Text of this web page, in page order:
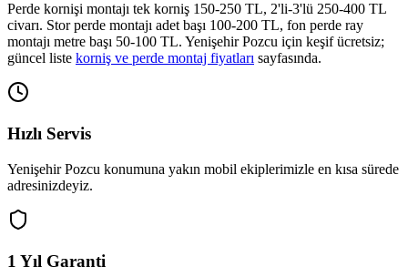
Perde kornişi montajı tek korniş 150-250 TL, 2'li-3'lü 250-400 TL
civarı. Stor perde montajı adet başı 100-200 TL, fon perde ray
montajı metre başı 50-100 TL. Yenişehir Pozcu için keşif ücretsiz;
güncel liste korniş ve perde montaj fiyatları sayfasında.
Hızlı Servis
Yenişehir Pozcu konumuna yakın mobil ekiplerimizle en kısa sürede
adresinizdeyiz.
1 Yıl Garanti